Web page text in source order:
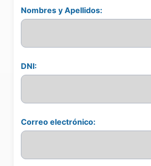
Nombres y Apellidos:
DNI:
Correo electrónico: